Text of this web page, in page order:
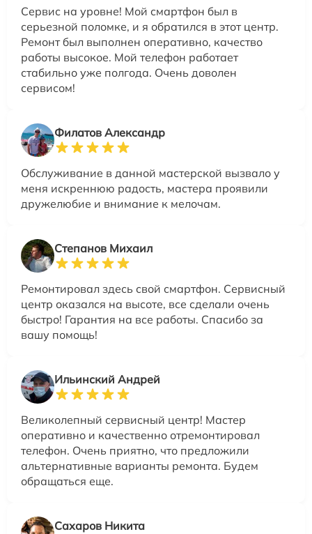
Сервис на уровне! Мой смартфон был в
серьезной поломке, и я обратился в этот центр.
Ремонт был выполнен оперативно, качество
работы высокое. Мой телефон работает
стабильно уже полгода. Очень доволен
сервисом!
Филатов Александр
Обслуживание в данной мастерской вызвало у
меня искреннюю радость, мастера проявили
дружелюбие и внимание к мелочам.
Степанов Михаил
Ремонтировал здесь свой смартфон. Сервисный
центр оказался на высоте, все сделали очень
быстро! Гарантия на все работы. Спасибо за
вашу помощь!
Ильинский Андрей
Великолепный сервисный центр! Мастер
оперативно и качественно отремонтировал
телефон. Очень приятно, что предложили
альтернативные варианты ремонта. Будем
обращаться еще.
Сахаров Никита